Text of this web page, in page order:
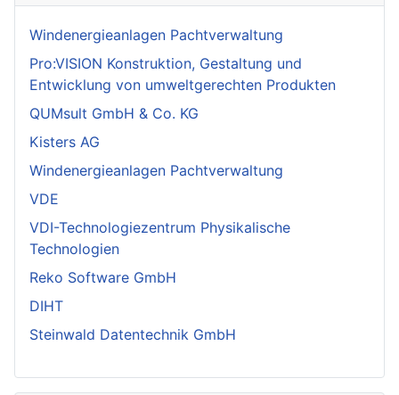
Windenergieanlagen Pachtverwaltung
Pro:VISION Konstruktion, Gestaltung und
Entwicklung von umweltgerechten Produkten
QUMsult GmbH & Co. KG
Kisters AG
Windenergieanlagen Pachtverwaltung
VDE
VDI-Technologiezentrum Physikalische
Technologien
Reko Software GmbH
DIHT
Steinwald Datentechnik GmbH